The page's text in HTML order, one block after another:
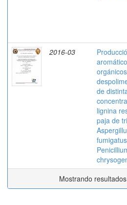
2016-03
de
lignina
paja de
Mostrando